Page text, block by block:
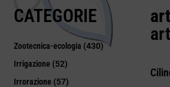
CATEGORIE
Zootecnica-ecologia (430)
Irrigazione (52)
Irrorazione (57)